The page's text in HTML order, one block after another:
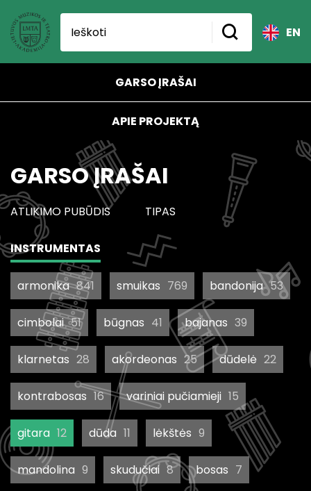
EN
GARSO ĮRAŠAI
APIE PROJEKTĄ
GARSO ĮRAŠAI
ATLIKIMO PUBŪDIS TIPAS
INSTRUMENTAS
armonika 841 smuikas 769 bandonija 53
cimbolai 51 būgnas 41 bajanas 39
klarnetas 28 akordeonas 25 dūdelė 22
kontrabosas 16 variniai pučiamieji 15
gitara 12 dūda 11 lėkštės 9
mandolina 9 skudučiai 8 bosas 7